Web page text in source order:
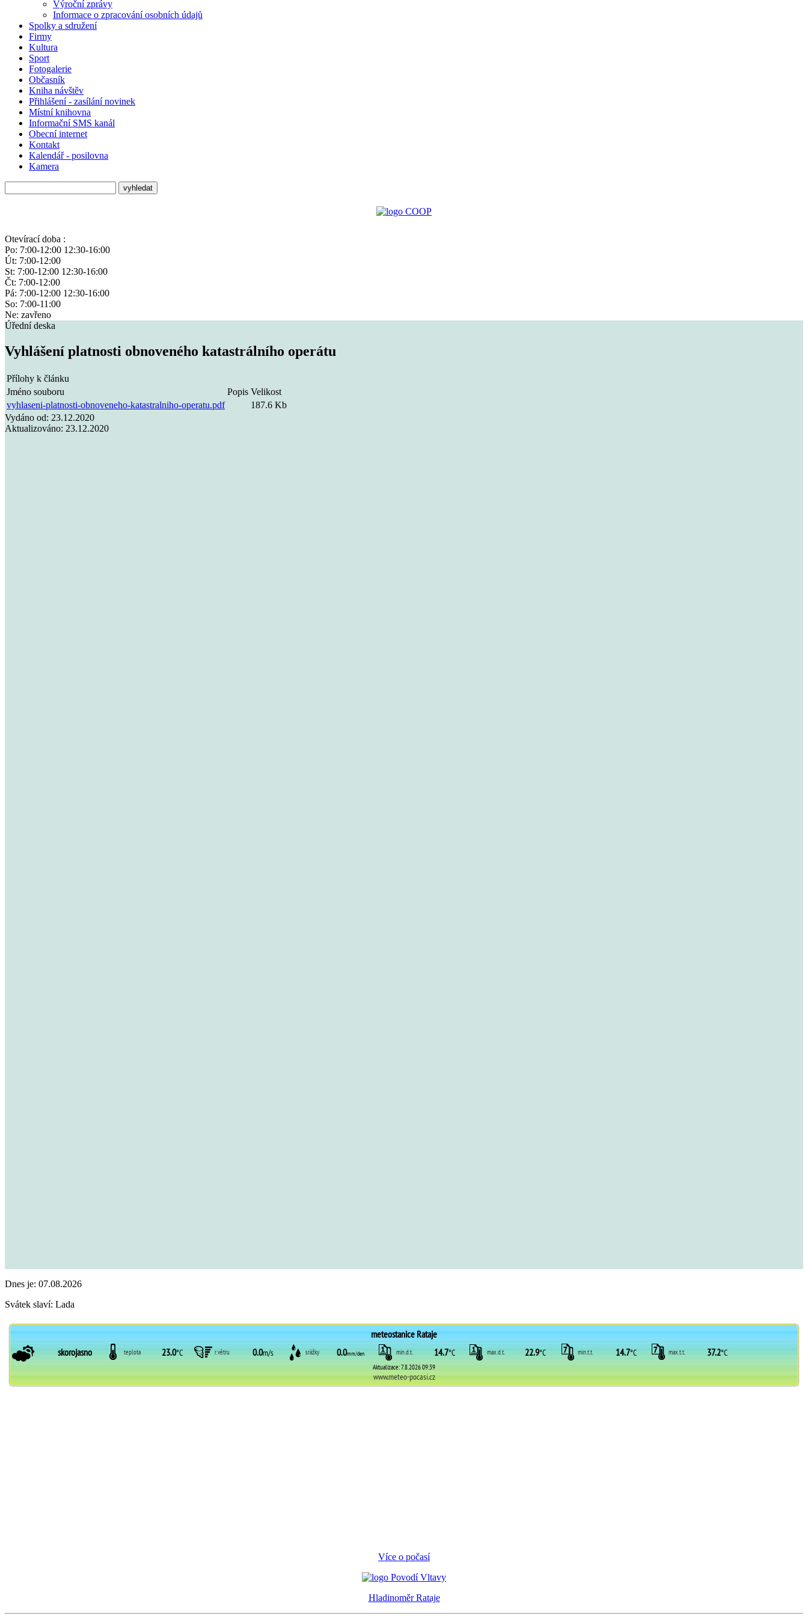
Výroční zprávy
Informace o zpracování osobních údajů
Spolky a sdružení
Firmy
Kultura
Sport
Fotogalerie
Občasník
Kniha návštěv
Přihlášení - zasílání novinek
Místní knihovna
Informační SMS kanál
Obecní internet
Kontakt
Kalendář - posilovna
Kamera
Otevírací doba :
Po: 7:00-12:00 12:30-16:00
Út: 7:00-12:00
St: 7:00-12:00 12:30-16:00
Čt: 7:00-12:00
Pá: 7:00-12:00 12:30-16:00
So: 7:00-11:00
Ne: zavřeno
Úřední deska
Vyhlášení platnosti obnoveného katastrálního operátu
Přílohy k článku
Jméno souboru
Popis Velikost
vyhlaseni-platnosti-obnoveneho-katastralniho-operatu.pdf
187.6 Kb
Vydáno od: 23.12.2020
Aktualizováno: 23.12.2020
Dnes je: 07.08.2026
Svátek slaví: Lada
Více o počasí
Hladinoměr Rataje